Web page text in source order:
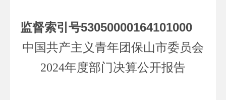
监督索引号53050000164101000
中国共产主义青年团保山市委员会
2024年度部门决算公开报告